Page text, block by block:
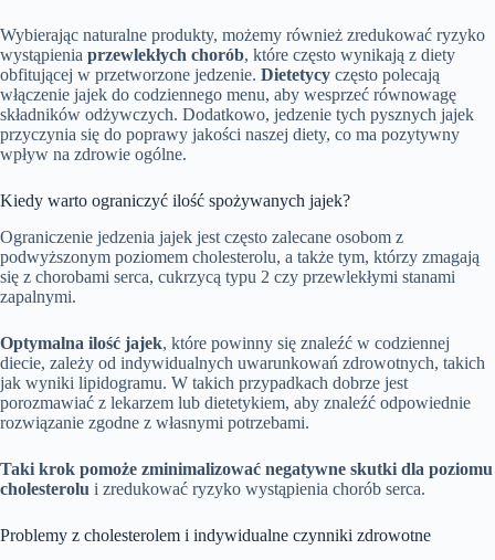
Wybierając naturalne produkty, możemy również zredukować ryzyko
wystąpienia przewlekłych chorób, które często wynikają z diety
obfitującej w przetworzone jedzenie. Dietetycy często polecają
włączenie jajek do codziennego menu, aby wesprzeć równowagę
składników odżywczych. Dodatkowo, jedzenie tych pysznych jajek
przyczynia się do poprawy jakości naszej diety, co ma pozytywny
wpływ na zdrowie ogólne.
Kiedy warto ograniczyć ilość spożywanych jajek?
Ograniczenie jedzenia jajek jest często zalecane osobom z
podwyższonym poziomem cholesterolu, a także tym, którzy zmagają
się z chorobami serca, cukrzycą typu 2 czy przewlekłymi stanami
zapalnymi.
Optymalna ilość jajek, które powinny się znaleźć w codziennej
diecie, zależy od indywidualnych uwarunkowań zdrowotnych, takich
jak wyniki lipidogramu. W takich przypadkach dobrze jest
porozmawiać z lekarzem lub dietetykiem, aby znaleźć odpowiednie
rozwiązanie zgodne z własnymi potrzebami.
Taki krok pomoże zminimalizować negatywne skutki dla poziomu
cholesterolu i zredukować ryzyko wystąpienia chorób serca.
Problemy z cholesterolem i indywidualne czynniki zdrowotne